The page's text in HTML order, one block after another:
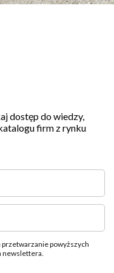
dostęp do wiedzy,
firm z rynku
powyższych
newslettera.